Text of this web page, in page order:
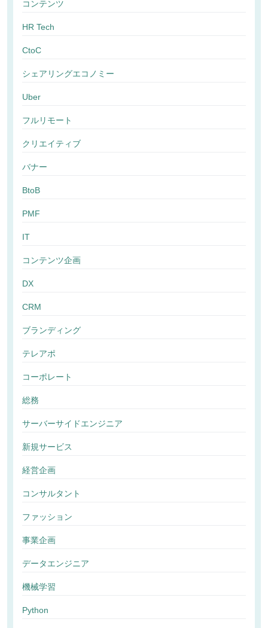
コンテンツ
HR Tech
CtoC
シェアリングエコノミー
Uber
フルリモート
クリエイティブ
バナー
BtoB
PMF
IT
コンテンツ企画
DX
CRM
ブランディング
テレアポ
コーポレート
総務
サーバーサイドエンジニア
新規サービス
経営企画
コンサルタント
ファッション
事業企画
データエンジニア
機械学習
Python